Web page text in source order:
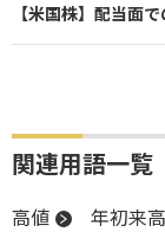
【米国株】配当面
関連用語一覧
高値 年初来